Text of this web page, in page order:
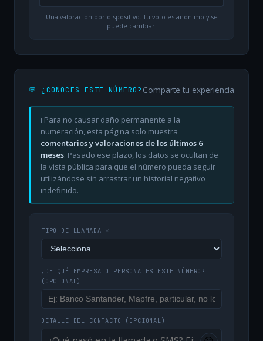
Una valoración por dispositivo. Tu voto es anónimo y se
puede cambiar.
💬 ¿CONOCES ESTE NÚMERO? Comparte tu experiencia
ℹ️ Para no causar daño permanente a la
numeración, esta página solo muestra
comentarios y valoraciones de los últimos 6
meses. Pasado ese plazo, los datos se ocultan de
la vista pública para que el número pueda seguir
utilizándose sin arrastrar un historial negativo
indefinido.
TIPO DE LLAMADA *
¿DE QUÉ EMPRESA O PERSONA ES ESTE NÚMERO?
(OPCIONAL)
DETALLE DEL CONTACTO (OPCIONAL)